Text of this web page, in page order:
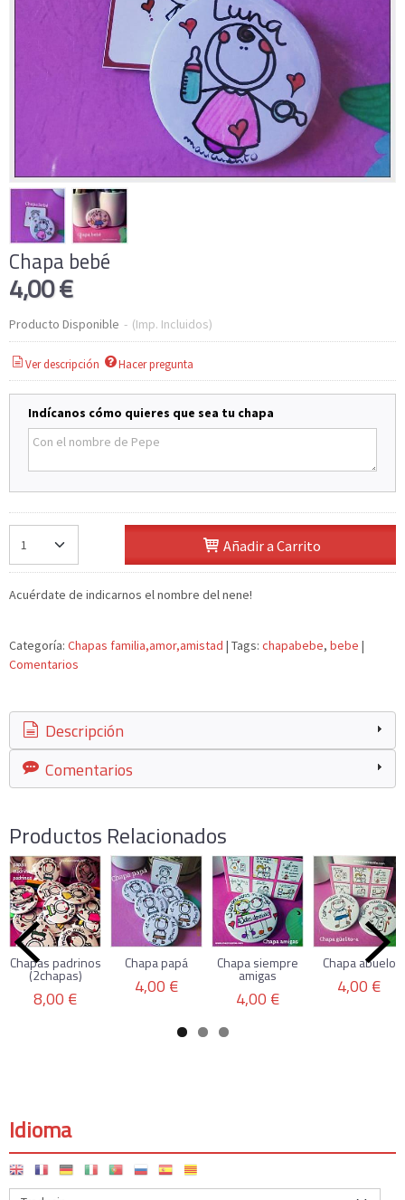
Idioma
Chapa bebé
4,00 €
Producto Disponible - (Imp. Incluidos)
Ver descripción Hacer pregunta
Indícanos cómo quieres que sea tu chapa
Añadir a Carrito
Acuérdate de indicarnos el nombre del nene!
Categoría: Chapas familia,amor,amistad | Tags: chapabebe bebe |
Comentarios
Descripción
Comentarios
Productos Relacionados
Chapas padrinos
(2chapas)
8,00 €
Chapa papá
4,00 €
Chapa siempre
amigas
4,00 €
Chapa abuelo
4,00 €